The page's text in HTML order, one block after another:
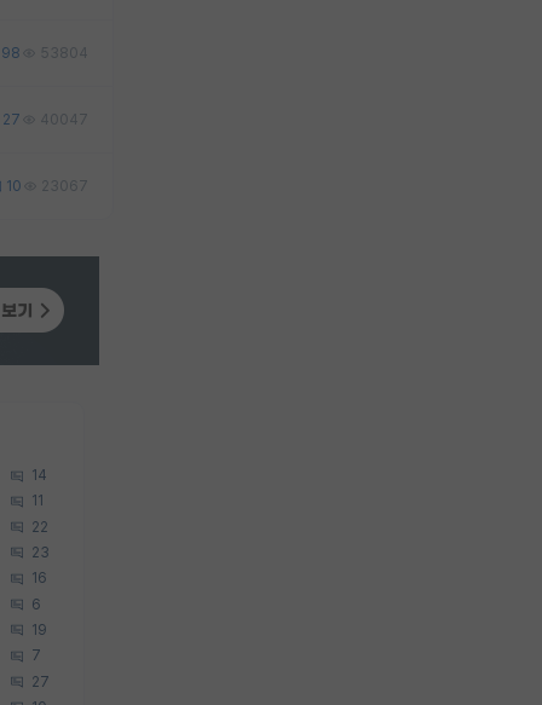
98 53804
27 40047
10 23067
14
11
22
23
16
6
19
7
27